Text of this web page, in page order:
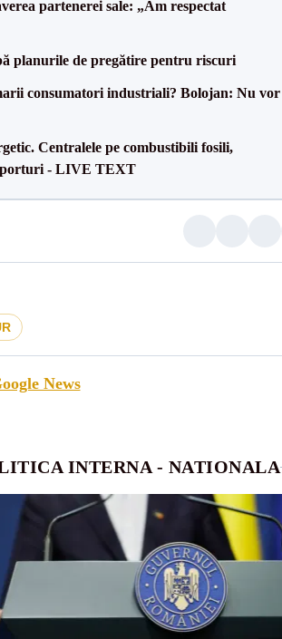
partenerei sale: „Am respectat
planurile de pregătire pentru riscuri
consumatori industriali? Bolojan: Nu vor
Centralele pe combustibili fosili,
- LIVE TEXT
News
INTERNA - NATIONALA